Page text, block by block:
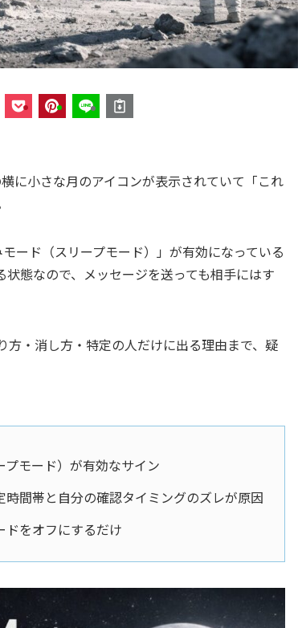
に小さな月のアイコンが表示されていて「これ
ード（スリープモード）」が有効になっている
態なので、メッセージを送っても相手にはす
方・消し方・特定の人だけに出る理由まで、疑
モード）が有効なサイン
間帯と自分の確認タイミングのズレが原因
をオフにするだけ